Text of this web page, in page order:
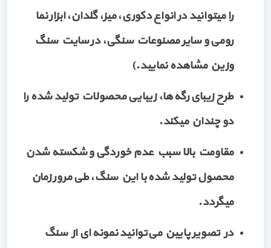
را میتوانید در انواع دکوری، میز، گلدان، ابزار نما
رومی و سایر مصنوعات سنگی، در سایت سنگ
وزین مشاهده نمایید.)
طرح زیبای رگه ها، زیبایی محصولات تولید شده را
دو چندان میکند.
مقاومت بالا سبب عدم خوردگی و شکسته شدن
محصول تولید شده با این سنگ، طی مرور زمان
میگردد.
در تصویر پایین می‌توانید نمونه ای از سنگ